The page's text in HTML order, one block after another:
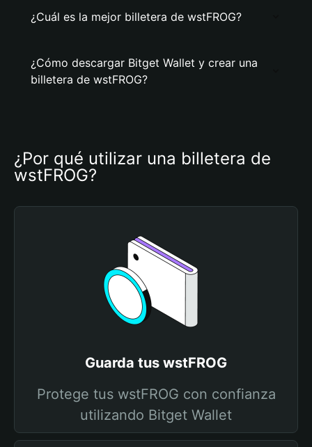
¿Cuál es la mejor billetera de wstFROG?
¿Cómo descargar Bitget Wallet y crear una
billetera de wstFROG?
¿Por qué utilizar una billetera de
wstFROG?
Guarda tus wstFROG
Protege tus wstFROG con confianza
utilizando Bitget Wallet